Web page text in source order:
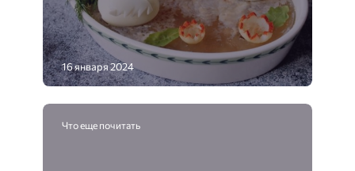
16 января 2024
Что еще почитать